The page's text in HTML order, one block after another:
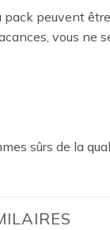
pack peuvent
vous ne
sûrs de la